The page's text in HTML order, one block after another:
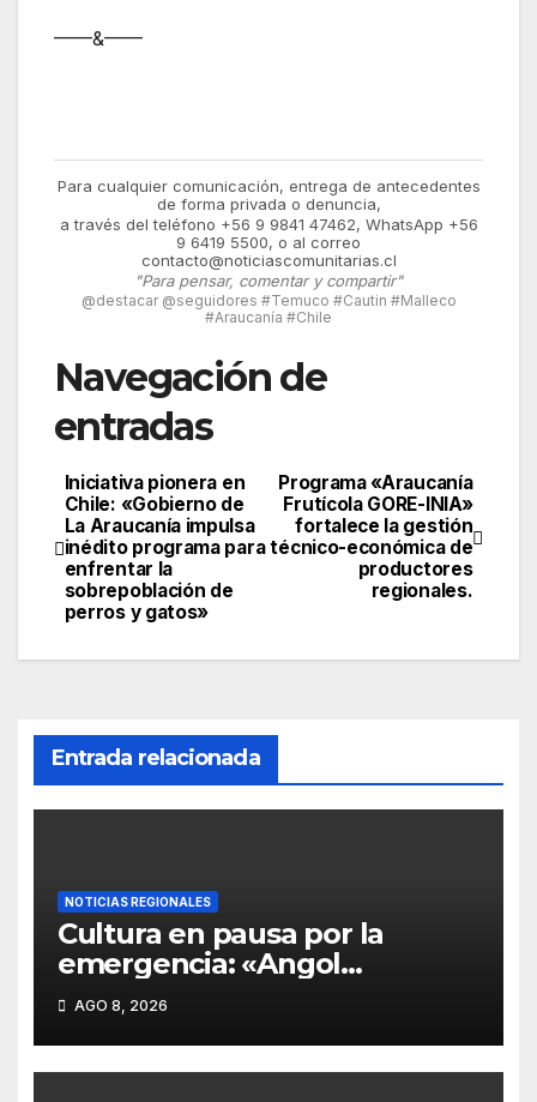
——&——
Para cualquier comunicación, entrega de antecedentes
de forma privada o denuncia,
a través del teléfono +56 9 9841 47462, WhatsApp +56
9 6419 5500, o al correo
contacto@noticiascomunitarias.cl
"Para pensar, comentar y compartir"
@destacar @seguidores #Temuco #Cautin #Malleco
#Araucanía #Chile
Navegación de
entradas
Programa «Araucanía
Frutícola GORE-INIA»
fortalece la gestión
técnico-económica de
productores
regionales.
Iniciativa pionera en
Chile: «Gobierno de
La Araucanía impulsa
inédito programa para
enfrentar la
sobrepoblación de
perros y gatos»
Entrada relacionada
NOTICIAS REGIONALES
Cultura en pausa por la
emergencia: «Angol
suspende el tradicional
festival «Brotes de Chile»
ante la incapacidad estatal de
financiar la reconstrucción»
AGO 8, 2026